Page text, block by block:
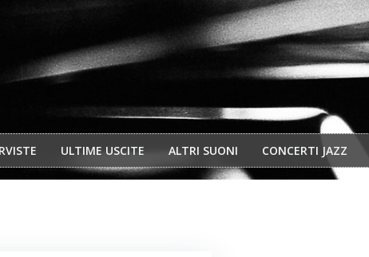
ULTIME USCITE ALTRI SUONI CONCERTI JAZZ